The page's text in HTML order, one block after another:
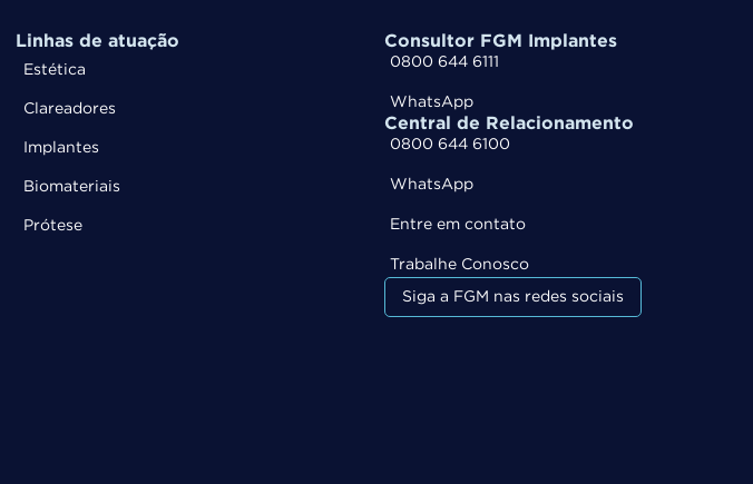
Linhas de atuação
Estética
Clareadores
Implantes
Biomateriais
Prótese
Consultor FGM Implantes
0800 644 6111
WhatsApp
Central de Relacionamento
0800 644 6100
WhatsApp
Entre em contato
Trabalhe Conosco
Siga a FGM nas redes sociais